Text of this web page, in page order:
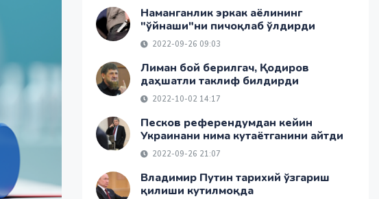
Наманганлик эркак аёлининг
"ўйнаши"ни пичоқлаб ўлдирди
2022-09-26 09:03
Лиман бой берилгач, Қодиров
даҳшатли таклиф билдирди
2022-10-02 14:17
Песков референдумдан кейин
Украинани нима кутаётганини айтди
2022-09-26 21:07
Владимир Путин тарихий ўзгариш
қилиши кутилмоқда